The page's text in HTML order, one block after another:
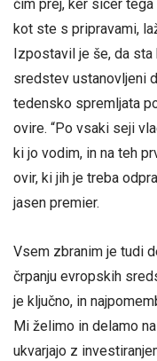
čim prej, ker sicer
kot ste s pripravami,
Izpostavil je še, da
sredstev ustanovljeni
tedensko spremljata
ovire. “Po vsaki seji
ki jo vodim, in na teh
ovir, ki jih je treba
jasen premier.
Vsem zbranim je tudi
črpanju evropskih
je ključno, in
Mi želimo in delamo
ukvarjajo z